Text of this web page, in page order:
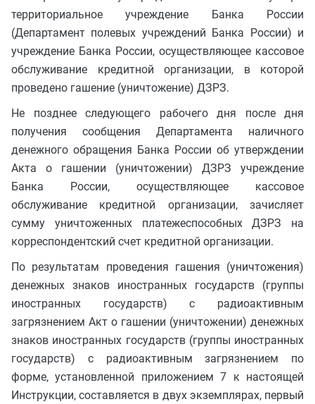
территориальное учреждение Банка России
(Департамент полевых учреждений Банка России) и
учреждение Банка России, осуществляющее кассовое
обслуживание кредитной организации, в которой
проведено гашение (уничтожение) ДЗРЗ.
Не позднее следующего рабочего дня после дня
получения сообщения Департамента наличного
денежного обращения Банка России об утверждении
Акта о гашении (уничтожении) ДЗРЗ учреждение
Банка России, осуществляющее кассовое
обслуживание кредитной организации, зачисляет
сумму уничтоженных платежеспособных ДЗРЗ на
корреспондентский счет кредитной организации.
По результатам проведения гашения (уничтожения)
денежных знаков иностранных государств (группы
иностранных государств) с радиоактивным
загрязнением Акт о гашении (уничтожении) денежных
знаков иностранных государств (группы иностранных
государств) с радиоактивным загрязнением по
форме, установленной приложением 7 к настоящей
Инструкции, составляется в двух экземплярах, первый